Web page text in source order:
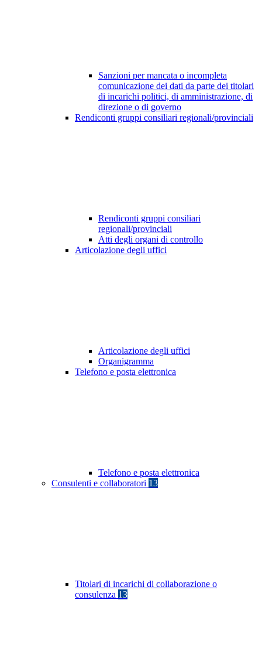
Sanzioni per mancata o incompleta
comunicazione dei dati da parte dei titolari
di incarichi politici, di amministrazione, di
direzione o di governo
Rendiconti gruppi consiliari regionali/provinciali
Rendiconti gruppi consiliari
regionali/provinciali
Atti degli organi di controllo
Articolazione degli uffici
Articolazione degli uffici
Organigramma
Telefono e posta elettronica
Telefono e posta elettronica
Consulenti e collaboratori 13
Titolari di incarichi di collaborazione o
consulenza 13